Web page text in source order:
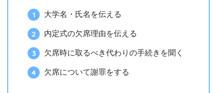
大学名・氏名を伝える
内定式の欠席理由を伝える
欠席時に取るべき代わりの手続きを聞く
欠席について謝罪をする